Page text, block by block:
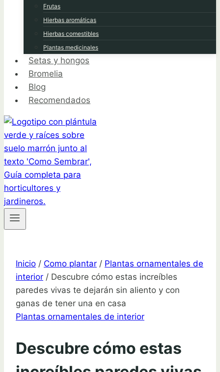
Frutas
Hierbas aromáticas
Hierbas comestibles
Plantas medicinales
Setas y hongos
Bromelia
Blog
Recomendados
Inicio / Como plantar / Plantas ornamentales de
interior / Descubre cómo estas increíbles
paredes vivas te dejarán sin aliento y con
ganas de tener una en casa
Plantas ornamentales de interior
Descubre cómo estas